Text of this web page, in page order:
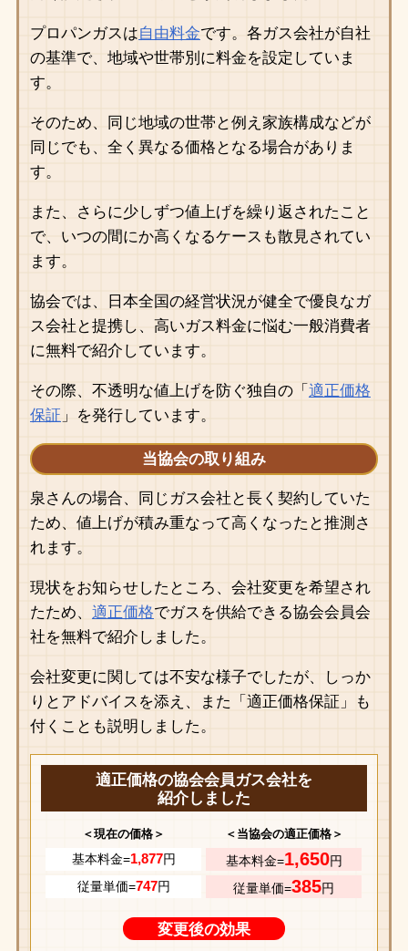
プロパンガスは自由料金です。各ガス会社が自社
の基準で、地域や世帯別に料金を設定していま
す。
そのため、同じ地域の世帯と例え家族構成などが
同じでも、全く異なる価格となる場合がありま
す。
また、さらに少しずつ値上げを繰り返されたこと
で、いつの間にか高くなるケースも散見されてい
ます。
協会では、日本全国の経営状況が健全で優良なガ
ス会社と提携し、高いガス料金に悩む一般消費者
に無料で紹介しています。
その際、不透明な値上げを防ぐ独自の「 適正価格
保証 」を発行しています。
当協会の取り組み
泉さんの場合、同じガス会社と長く契約していた
ため、値上げが積み重なって高くなったと推測さ
れます。
現状をお知らせしたところ、会社変更を希望され
たため、 適正価格でガスを供給できる協会会員会
社を無料で紹介しました。
会社変更に関しては不安な様子でしたが、しっか
りとアドバイスを添え、また「適正価格保証」も
付くことも説明しました。
適正価格の協会会員ガス会社を
紹介しました
＜現在の価格＞ ＜当協会の適正価格＞
基本料金=1,877円 基本料金=1,650円
従量単価=747円 従量単価=385円
変更後の効果